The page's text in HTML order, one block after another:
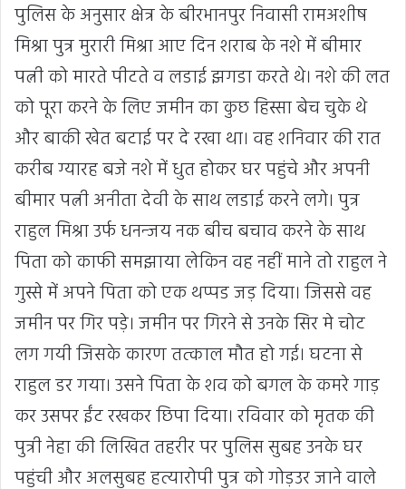
पुलिस के अनुसार क्षेत्र के बीरभानपुर निवासी रामअशीष
मिश्रा पुत्र मुरारी मिश्रा आए दिन शराब के नशे में बीमार
पत्नी को मारते पीटते व लडाई झगडा करते थे। नशे की लत
को पूरा करने के लिए जमीन का कुछ हिस्सा बेच चुके थे
और बाकी खेत बटाई पर दे रखा था। वह शनिवार की रात
करीब ग्यारह बजे नशे में धुत होकर घर पहुंचे और अपनी
बीमार पत्नी अनीता देवी के साथ लडाई करने लगे। पुत्र
राहुल मिश्रा उर्फ धनन्जय नक बीच बचाव करने के साथ
पिता को काफी समझाया लेकिन वह नहीं माने तो राहुल ने
गुस्से में अपने पिता को एक थप्पड जड़ दिया। जिससे वह
जमीन पर गिर पड़े। जमीन पर गिरने से उनके सिर मे चोट
लग गयी जिसके कारण तत्काल मौत हो गई। घटना से
राहुल डर गया। उसने पिता के शव को बगल के कमरे गाड़
कर उसपर ईंट रखकर छिपा दिया। रविवार को मृतक की
पुत्री नेहा की लिखित तहरीर पर पुलिस सुबह उनके घर
पहुंची और अलसुबह हत्यारोपी पुत्र को गोड़उर जाने वाले